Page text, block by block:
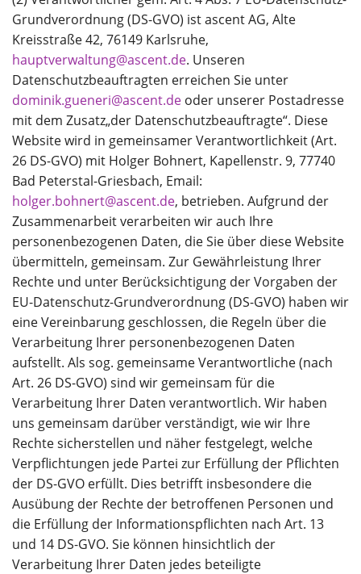
Grundverordnung (DS-GVO) ist ascent AG, Alte
Kreisstraße 42, 76149 Karlsruhe,
hauptverwaltung@ascent.de. Unseren
Datenschutzbeauftragten erreichen Sie unter
dominik.gueneri@ascent.de oder unserer Postadresse
mit dem Zusatz„der Datenschutzbeauftragte“. Diese
Website wird in gemeinsamer Verantwortlichkeit (Art.
26 DS-GVO) mit Holger Bohnert, Kapellenstr. 9, 77740
Bad Peterstal-Griesbach, Email:
holger.bohnert@ascent.de, betrieben. Aufgrund der
Zusammenarbeit verarbeiten wir auch Ihre
personenbezogenen Daten, die Sie über diese Website
übermitteln, gemeinsam. Zur Gewährleistung Ihrer
Rechte und unter Berücksichtigung der Vorgaben der
EU-Datenschutz-Grundverordnung (DS-GVO) haben wir
eine Vereinbarung geschlossen, die Regeln über die
Verarbeitung Ihrer personenbezogenen Daten
aufstellt. Als sog. gemeinsame Verantwortliche (nach
Art. 26 DS-GVO) sind wir gemeinsam für die
Verarbeitung Ihrer Daten verantwortlich. Wir haben
uns gemeinsam darüber verständigt, wie wir Ihre
Rechte sicherstellen und näher festgelegt, welche
Verpflichtungen jede Partei zur Erfüllung der Pflichten
der DS-GVO erfüllt. Dies betrifft insbesondere die
Ausübung der Rechte der betroffenen Personen und
die Erfüllung der Informationspflichten nach Art. 13
und 14 DS-GVO. Sie können hinsichtlich der
Verarbeitung Ihrer Daten jedes beteiligte